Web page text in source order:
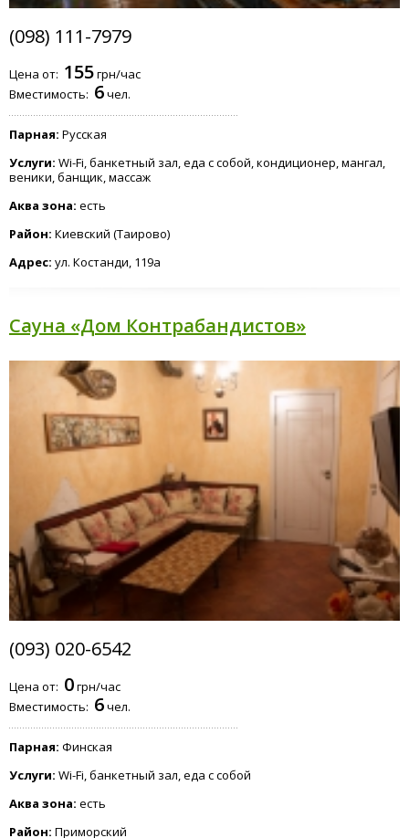
(098) 111-7979
Цена от: 155грн/час
Вместимость: 6чел.
Парная: Русская
Услуги: Wi-Fi, банкетный зал, еда с собой, кондиционер, мангал,
веники, банщик, массаж
Аква зона: есть
Район: Киевский (Таирово)
Адрес: ул. Костанди, 119а
Сауна «Дом Контрабандистов»
(093) 020-6542
Цена от: 0грн/час
Вместимость: 6чел.
Парная: Финская
Услуги: Wi-Fi, банкетный зал, еда с собой
Аква зона: есть
Район: Приморский